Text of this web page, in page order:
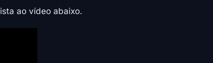
ao vídeo abaixo.